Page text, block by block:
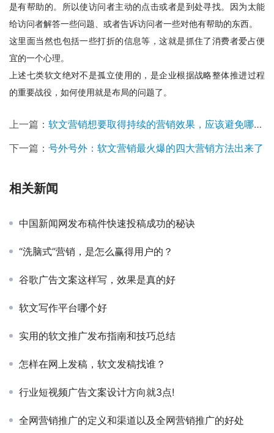
是有帮助的。所以使访问者主动的点击或者是到处寻找。因为太能
给访问者解答一些问题、或者告诉访问者一些对他有帮助的东西。
这里面当然也包括一些打折的信息等，这就是抓住了消费者爱占便
宜的一个心理。
上述七类软文绝对不是孤立使用的，是企业根据战略整体推进过程
的重要战役，如何使用就是布局的问题了。
上一篇： 软文营销想要取得持续的营销效果，应该避免哪些问题?
下一篇： 号外号外：软文营销最火爆的四大营销方法出来了
相关新闻
中国新闻网发布稿件快速投稿成功的秘诀
“洗脑式”营销，是怎么赢得用户的？
谷歌广告文案这样写，效果是真的好
软文写作平台哪个好
实用的软文推广发布指南和技巧总结
怎样在网上发稿，软文发稿找谁？
行业短视频广告文案设计方向就3点!
全网营销推广的定义和渠道以及全网营销推广的好处